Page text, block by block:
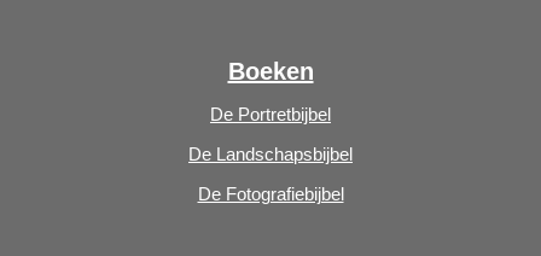
Boeken
De Portretbijbel
De Landschapsbijbel
De Fotografiebijbel